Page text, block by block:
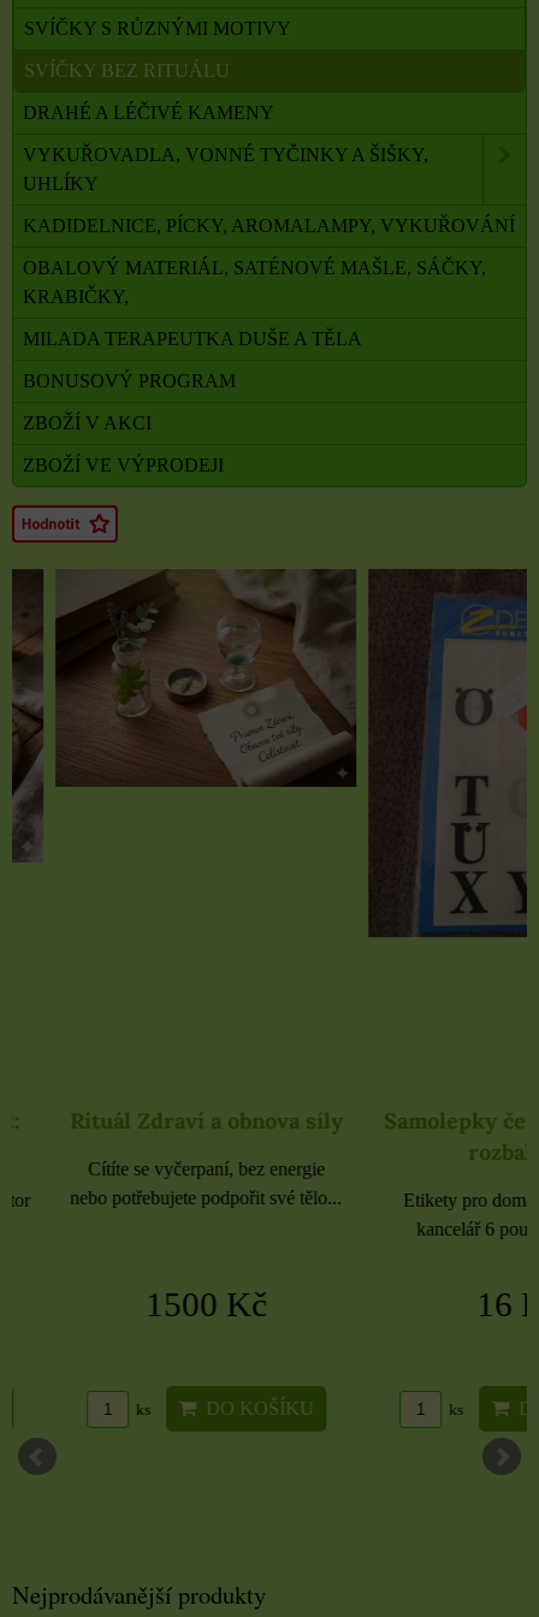
SVÍČKY S RŮZNÝMI MOTIVY
SVÍČKY BEZ RITUÁLU
DRAHÉ A LÉČIVÉ KAMENY
VYKUŘOVADLA, VONNÉ TYČINKY A ŠIŠKY,
UHLÍKY
KADIDELNICE, PÍCKY, AROMALAMPY, VYKUŘOVÁNÍ
OBALOVÝ MATERIÁL, SATÉNOVÉ MAŠLE, SÁČKY,
KRABIČKY,
MILADA TERAPEUTKA DUŠE A TĚLA
BONUSOVÝ PROGRAM
ZBOŽÍ V AKCI
ZBOŽÍ VE VÝPRODEJI
Rituál Zdraví a obnova síly
Cítíte se vyčerpaní, bez energie
nebo potřebujete podpořit své tělo...
1500 Kč
ks DO KOŠÍKU
Samolepky černé
rozbaleno
Etikety pro
kancelář 6 použitých
16 Kč
ks DO
Nejprodávanější produkty